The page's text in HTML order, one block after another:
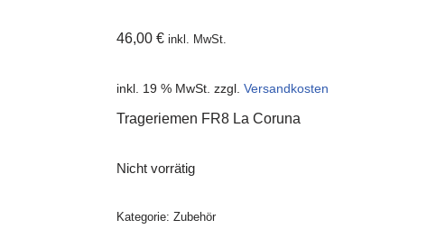
46,00€ inkl. MwSt.
inkl. 19 % MwSt. zzgl.Versandkosten
Trageriemen FR8 La Coruna
Nicht vorrätig
Kategorie:Zubehör